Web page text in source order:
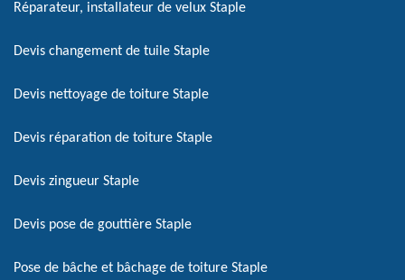
Réparateur, installateur de velux Staple
Devis changement de tuile Staple
Devis nettoyage de toiture Staple
Devis réparation de toiture Staple
Devis zingueur Staple
Devis pose de gouttière Staple
Pose de bâche et bâchage de toiture Staple